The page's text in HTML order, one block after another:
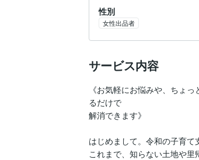
性別
女性出品者
サービス内容
《お気軽にお悩みや、ちょ
るだけで
解消できます》
はじめまして。令和の子育て
これまで、知らない土地や里